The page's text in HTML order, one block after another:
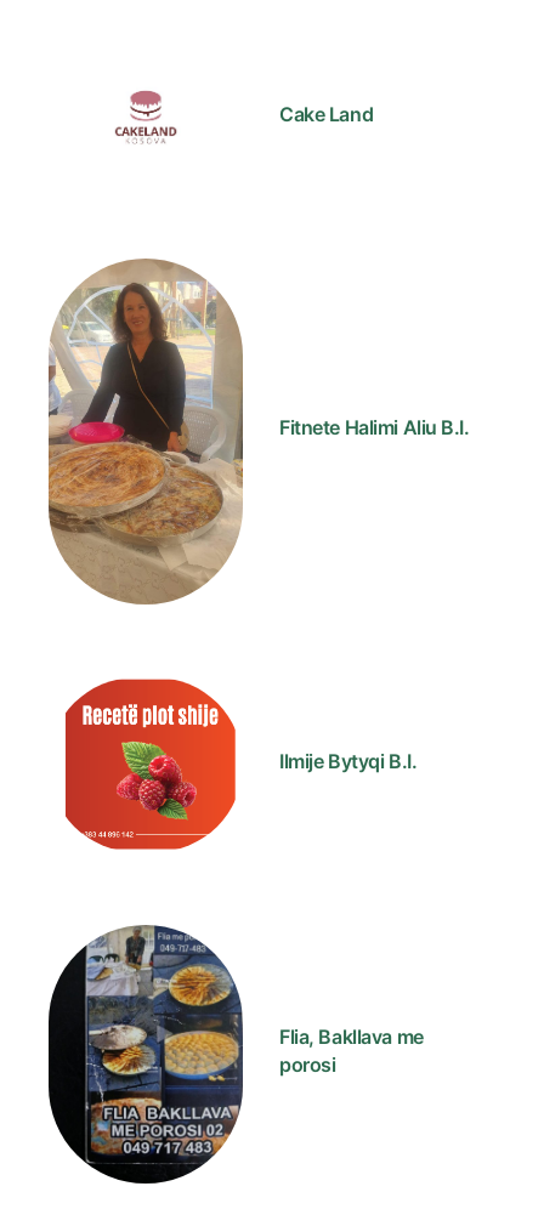
Cake Land
Fitnete Halimi Aliu B.I.
Ilmije Bytyqi B.I.
Flia, Bakllava me
porosi